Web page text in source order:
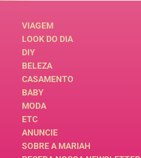
VIAGEM
LOOK DO DIA
DIY
BELEZA
CASAMENTO
BABY
MODA
ETC
ANUNCIE
SOBRE A MARIAH